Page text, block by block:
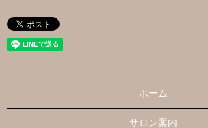
ホーム
サロン案内